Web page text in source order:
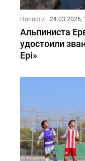
Новости 24.03.2026,
Альпиниста
удостоили
Ері»